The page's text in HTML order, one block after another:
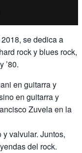
se dedica a
rock y blues rock,
’80.
en guitarra y
en guitarra y
Zuvela en la
valvular. Juntos,
del rock.